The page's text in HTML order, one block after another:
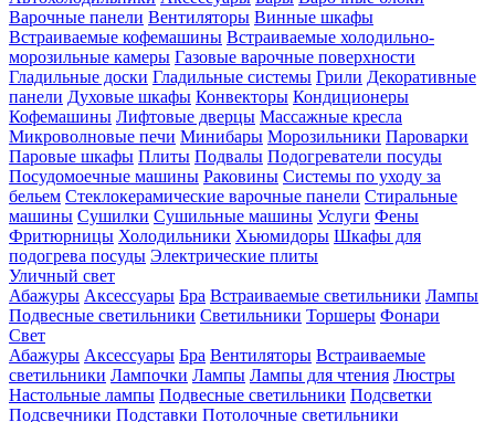
Варочные панели Вентиляторы Винные шкафы
Встраиваемые кофемашины Встраиваемые холодильно-
морозильные камеры Газовые варочные поверхности
Гладильные доски Гладильные системы Грили Декоративные
панели Духовые шкафы Конвекторы Кондиционеры
Кофемашины Лифтовые дверцы Массажные кресла
Микроволновые печи Минибары Морозильники Пароварки
Паровые шкафы Плиты Подвалы Подогреватели посуды
Посудомоечные машины Раковины Системы по уходу за
бельем Стеклокерамические варочные панели Стиральные
машины Сушилки Сушильные машины Услуги Фены
Фритюрницы Холодильники Хьюмидоры Шкафы для
подогрева посуды Электрические плиты
Уличный свет
Абажуры Аксессуары Бра Встраиваемые светильники Лампы
Подвесные светильники Светильники Торшеры Фонари
Свет
Абажуры Аксессуары Бра Вентиляторы Встраиваемые
светильники Лампочки Лампы Лампы для чтения Люстры
Настольные лампы Подвесные светильники Подсветки
Подсвечники Подставки Потолочные светильники